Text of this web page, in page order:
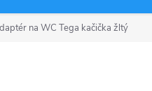
na WC Tega kačička žltý